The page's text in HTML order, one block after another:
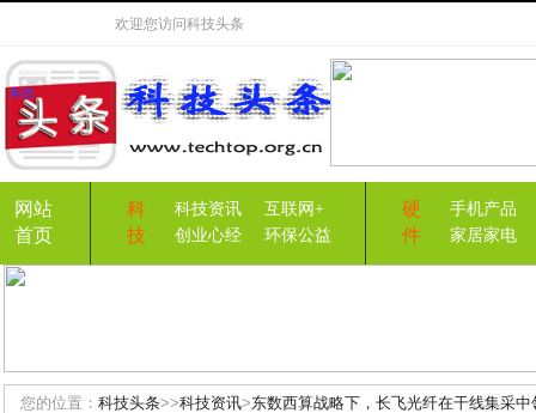
欢迎您访问科技头条
网站
首页
科
技
科技资讯
互联网+
创业心经
环保公益
硬
件
手机产品
家居家电
您的位置： 科技头条>>科技资讯>东数西算战略下，长飞光纤在干线集采中